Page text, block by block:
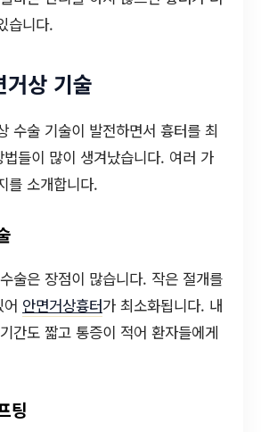
습니다.
상 기술
수술 기술이 발전하면서 흉터를 최
들이 많이 생겨났습니다. 여러 가
를 소개합니다.
술은 장점이 많습니다. 작은 절개를
안면거상흉터가 최소화됩니다. 내
간도 짧고 통증이 적어 환자들에게
팅